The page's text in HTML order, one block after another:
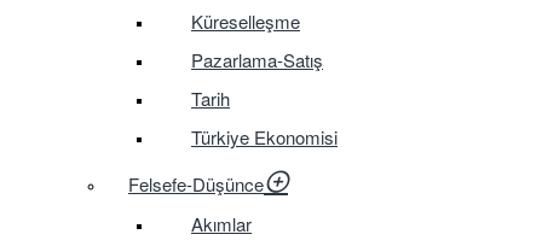
Küreselleşme
Pazarlama-Satış
Tarih
Türkiye Ekonomisi
Felsefe-Düşünce
Akımlar